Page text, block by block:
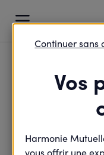
Vos
Harmonie
vous offrir une
Continuer sans